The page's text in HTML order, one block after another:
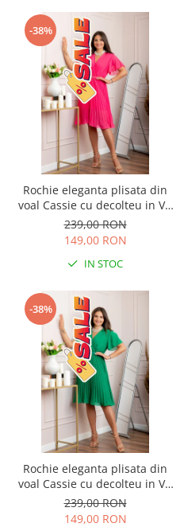
-38%
Rochie eleganta plisata din
voal Cassie cu decolteu in V -
Ciclam
239,00 RON
149,00 RON
IN STOC
-38%
Rochie eleganta plisata din
voal Cassie cu decolteu in V -
Verde smarald
239,00 RON
149,00 RON